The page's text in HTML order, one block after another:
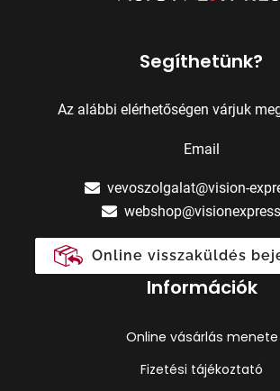
Segíthetünk?
Az alábbi elérhetőségen várjuk
Email
vevoszolgalat@vision-
Online visszaküldés
Információk
Online vásárlás menete
Fizetési tájékoztató